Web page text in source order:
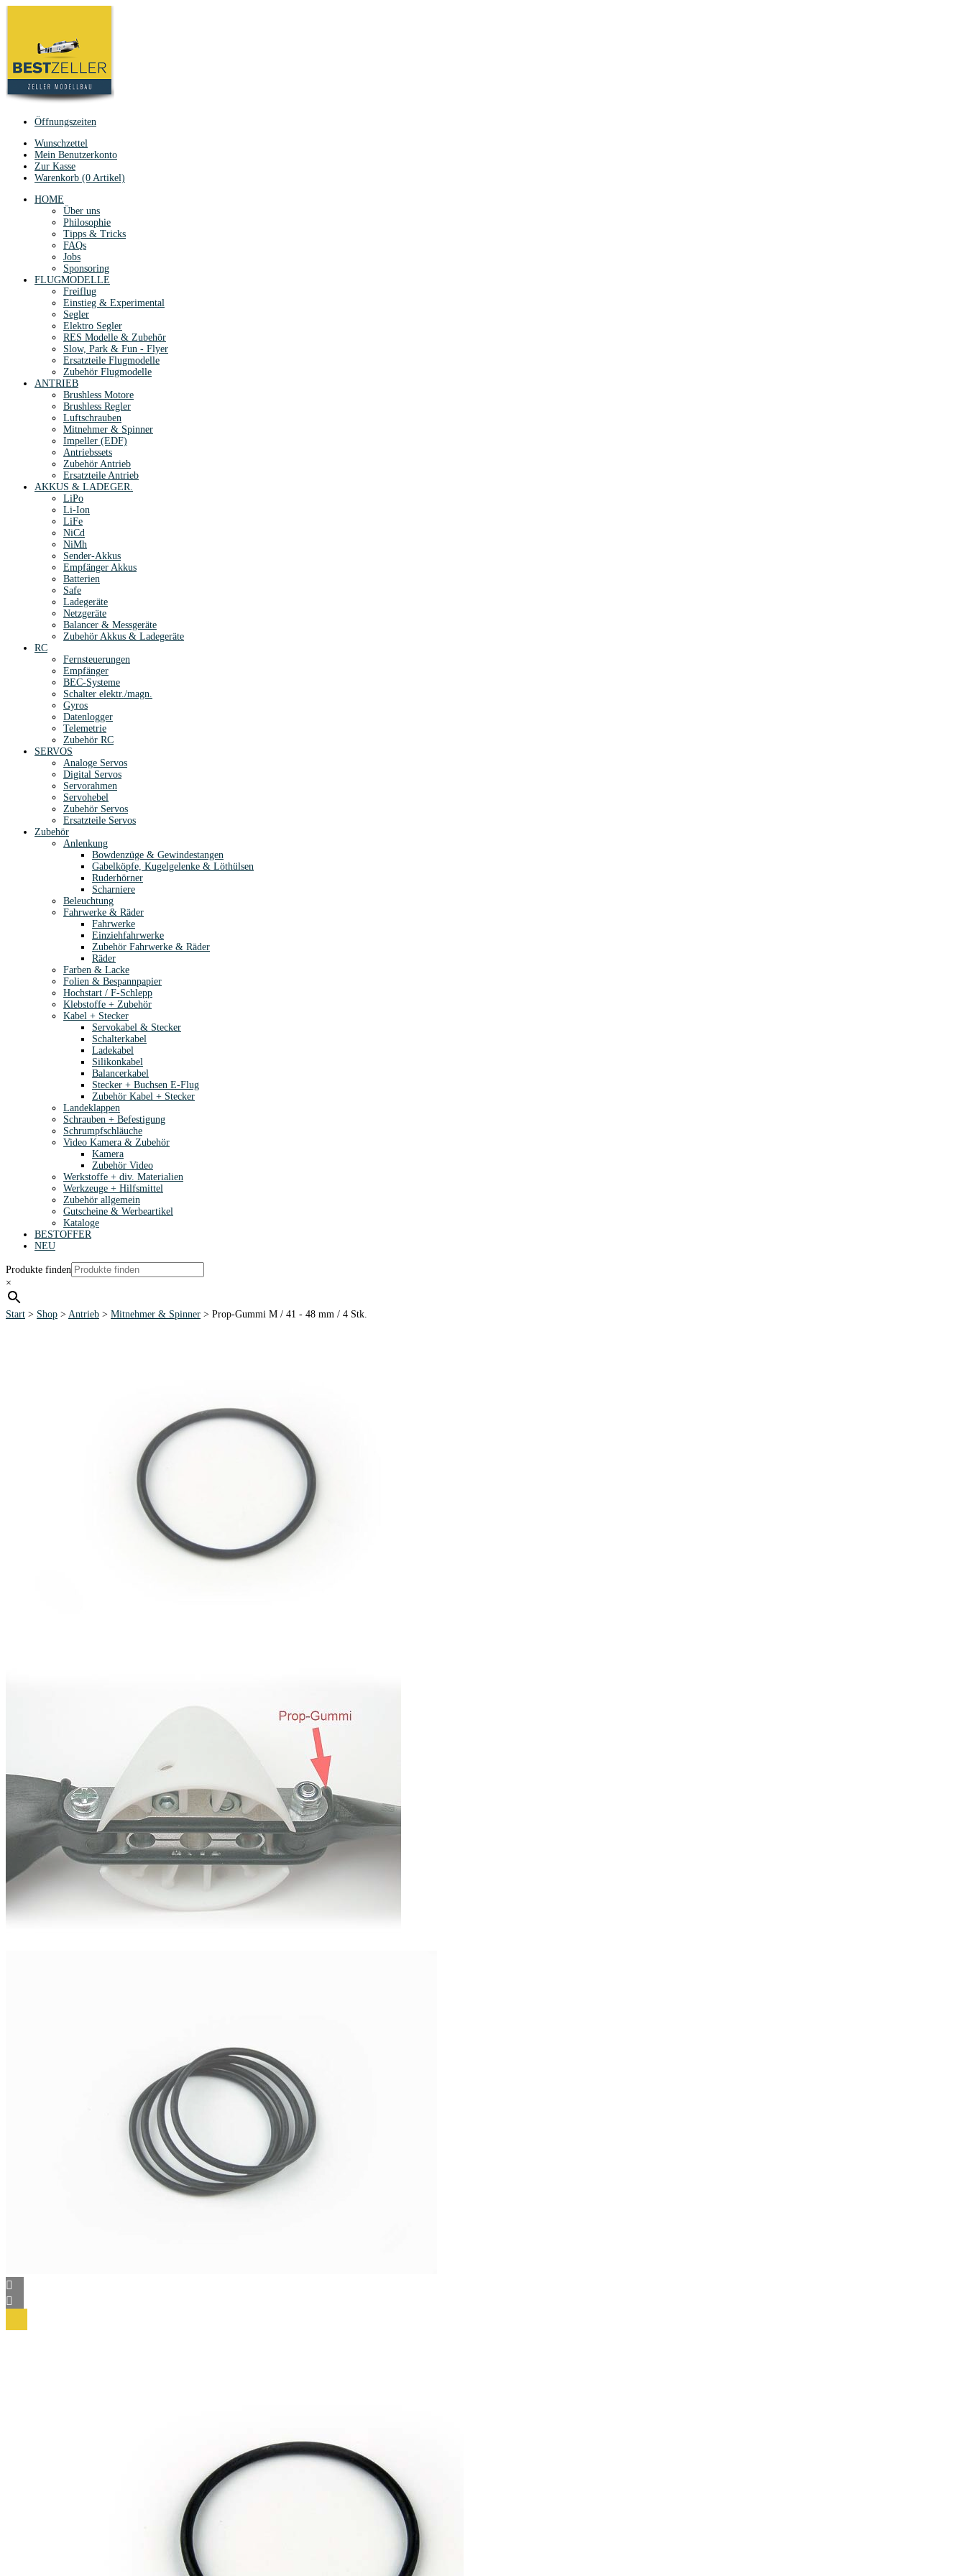
Öffnungszeiten
Wunschzettel
Mein Benutzerkonto
Zur Kasse
Warenkorb (0 Artikel)
HOME
Über uns
Philosophie
Tipps & Tricks
FAQs
Jobs
Sponsoring
FLUGMODELLE
Freiflug
Einstieg & Experimental
Segler
Elektro Segler
RES Modelle & Zubehör
Slow, Park & Fun - Flyer
Ersatzteile Flugmodelle
Zubehör Flugmodelle
ANTRIEB
Brushless Motore
Brushless Regler
Luftschrauben
Mitnehmer & Spinner
Impeller (EDF)
Antriebssets
Zubehör Antrieb
Ersatzteile Antrieb
AKKUS & LADEGER.
LiPo
Li-Ion
LiFe
NiCd
NiMh
Sender-Akkus
Empfänger Akkus
Batterien
Safe
Ladegeräte
Netzgeräte
Balancer & Messgeräte
Zubehör Akkus & Ladegeräte
RC
Fernsteuerungen
Empfänger
BEC-Systeme
Schalter elektr./magn.
Gyros
Datenlogger
Telemetrie
Zubehör RC
SERVOS
Analoge Servos
Digital Servos
Servorahmen
Servohebel
Zubehör Servos
Ersatzteile Servos
Zubehör
Anlenkung
Bowdenzüge & Gewindestangen
Gabelköpfe, Kugelgelenke & Löthülsen
Ruderhörner
Scharniere
Beleuchtung
Fahrwerke & Räder
Fahrwerke
Einziehfahrwerke
Zubehör Fahrwerke & Räder
Räder
Farben & Lacke
Folien & Bespannpapier
Hochstart / F-Schlepp
Klebstoffe + Zubehör
Kabel + Stecker
Servokabel & Stecker
Schalterkabel
Ladekabel
Silikonkabel
Balancerkabel
Stecker + Buchsen E-Flug
Zubehör Kabel + Stecker
Landeklappen
Schrauben + Befestigung
Schrumpfschläuche
Video Kamera & Zubehör
Kamera
Zubehör Video
Werkstoffe + div. Materialien
Werkzeuge + Hilfsmittel
Zubehör allgemein
Gutscheine & Werbeartikel
Kataloge
BESTOFFER
NEU
Produkte finden
×
Start > Shop > Antrieb > Mitnehmer & Spinner > Prop-Gummi M / 41 - 48 mm / 4 Stk.